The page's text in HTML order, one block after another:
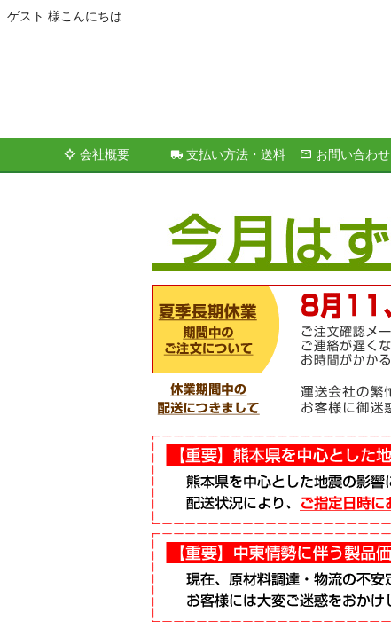
ゲスト 様こんにちは
会社概要 支払い方法・送料 お問い合わせ